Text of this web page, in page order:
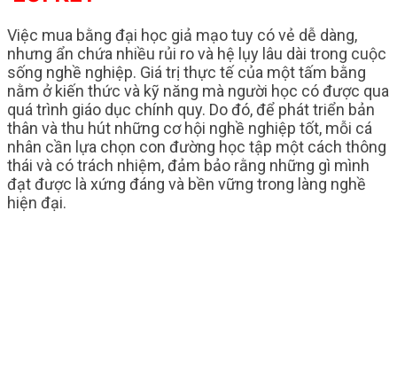
Việc mua bằng đại học giả mạo tuy có vẻ dễ dàng,
nhưng ẩn chứa nhiều rủi ro và hệ lụy lâu dài trong cuộc
sống nghề nghiệp. Giá trị thực tế của một tấm bằng
nằm ở kiến thức và kỹ năng mà người học có được qua
quá trình giáo dục chính quy. Do đó, để phát triển bản
thân và thu hút những cơ hội nghề nghiệp tốt, mỗi cá
nhân cần lựa chọn con đường học tập một cách thông
thái và có trách nhiệm, đảm bảo rằng những gì mình
đạt được là xứng đáng và bền vững trong làng nghề
hiện đại.